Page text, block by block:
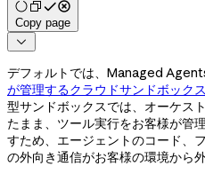
Copy page

デフォルトでは、Managed
が管理するクラウドサンドボックス
型サンドボックスでは、オーケス
たまま、ツール実行をお客様が管
すため、エージェントのコード、
の外向き通信がお客様の環境から